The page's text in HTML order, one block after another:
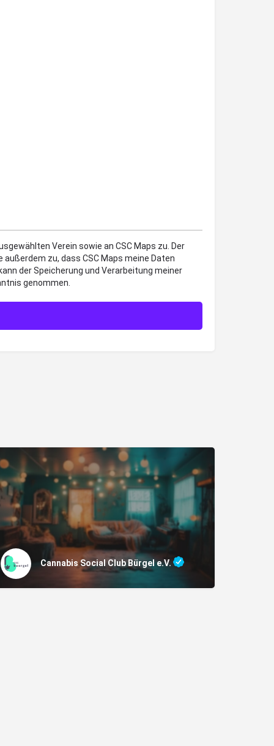
Verein sowie an CSC Maps zu. Der
zu, dass CSC Maps meine Daten
der Speicherung und Verarbeitung meiner
genommen.
Cannabis Social Club Bürgel e.V.